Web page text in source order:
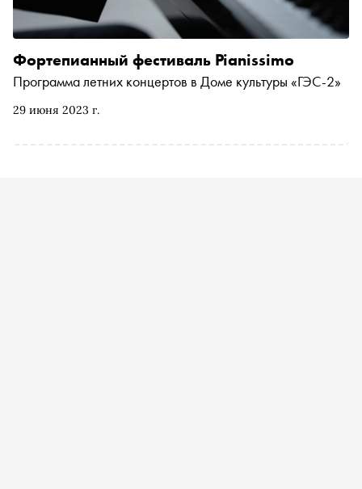
29 июня 2023 г.
Фортепианный фестиваль Pianissimo
Программа летних концертов в Доме культуры «ГЭС-2»